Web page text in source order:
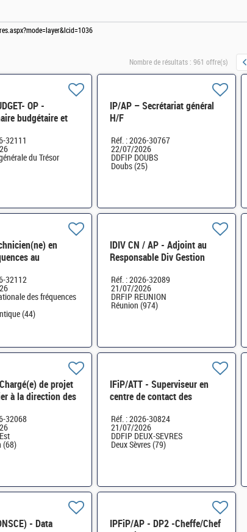
Nombre de résultats : 961 offre(s)
OP -
budgétaire et
32111
du Trésor
IP/AP – Secrétariat général
H/F
Réf. : 2026-30767
22/07/2026
DDFIP DOUBS
Doubs (25)
en
au
32112
des fréquences
(44)
IDIV CN / AP - Adjoint au
Responsable Div Gestion
de service domanial H/F
Réf. : 2026-32089
21/07/2026
DRFIP REUNION
Réunion (974)
de projet
à la direction des
32068
(68)
IFiP/ATT - Superviseur en
centre de contact des
Réf. : 2026-30824
21/07/2026
DDFIP DEUX-SEVRES
Deux Sèvres (79)
- Data
IPFiP/AP - DP2 -Cheffe/Chef